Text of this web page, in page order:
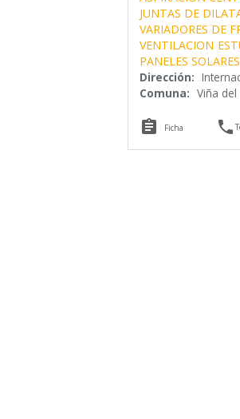
JUNTAS DE
VARIADORES DE
VENTILACION
PANELES SOLARES
Dirección:
Comuna: Viña del
 Ficha 